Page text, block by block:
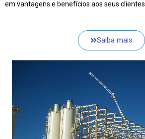
em vantagens e benefícios aos seus clientes.
Saiba mais